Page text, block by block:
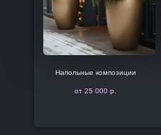
Напольные композиции
от 25 000 р.